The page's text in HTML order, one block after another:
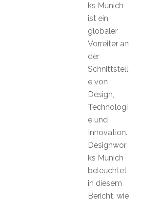
ks Munich
ist ein
globaler
Vorreiter an
der
Schnittstell
e von
Design,
Technologi
e und
Innovation.
Designwor
ks Munich
beleuchtet
in diesem
Bericht, wie